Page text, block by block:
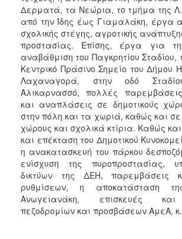
Δερματά, τα Νεώρια, το τμήμα της Λ.
από την Ίδης έως Γιαμαλάκη, έργα
σχολικής στέγης, αγροτικής
προστασίας. Επίσης, έργα για
αναβάθμιση του Παγκρητίου Σταδίου,
Κεντρικό Πράσινο Σημείο του Δήμου
Λαχαναγορά, στην οδό
Αλικαρνασσό, πολλές
και αναπλάσεις σε δημοτικούς
στην πόλη και τα χωριά, καθώς και σε
χώρους και σχολικά κτίρια. Καθώς
και επέκταση του Δημοτικού
η ανακατασκευή του πάρκου
ενίσχυση της πυροπροστασίας,
δικτύων της ΔΕΗ, παρεμβάσεις
ρυθμίσεων, η αποκατάσταση
Ανωγειανάκη, επισκευές και
πεζοδρομίων και προσβάσεων ΑμεΑ,